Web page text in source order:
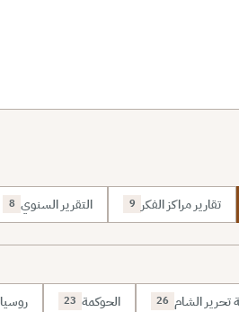
تقارير مراكز الفكر 9 التقرير السنوي 8
تحرير الشام 26 الحوكمة 23 روسيا